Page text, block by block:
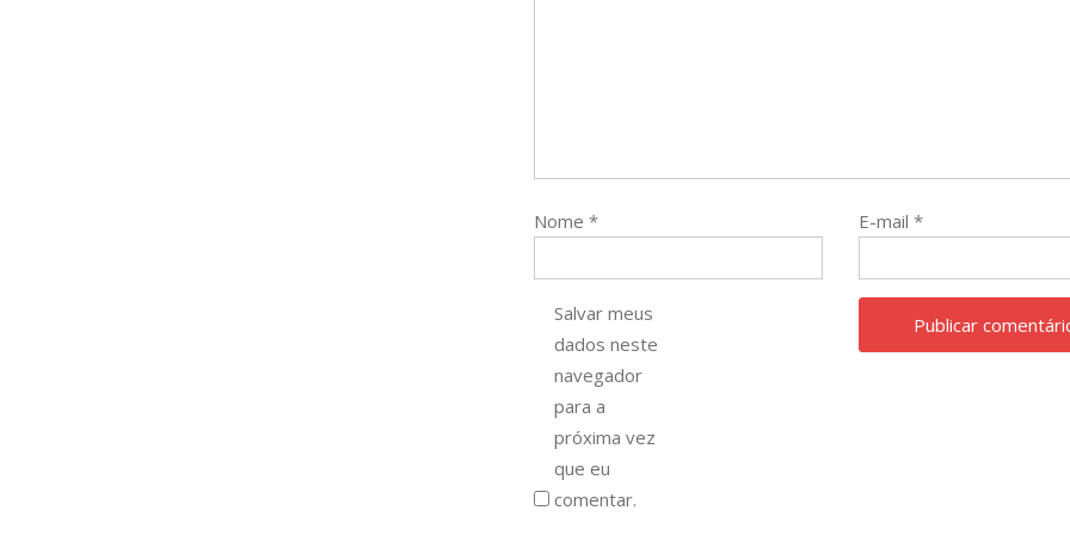
Nome * E-mail *
Salvar meus
dados neste
navegador
para a
próxima vez
que eu
comentar.